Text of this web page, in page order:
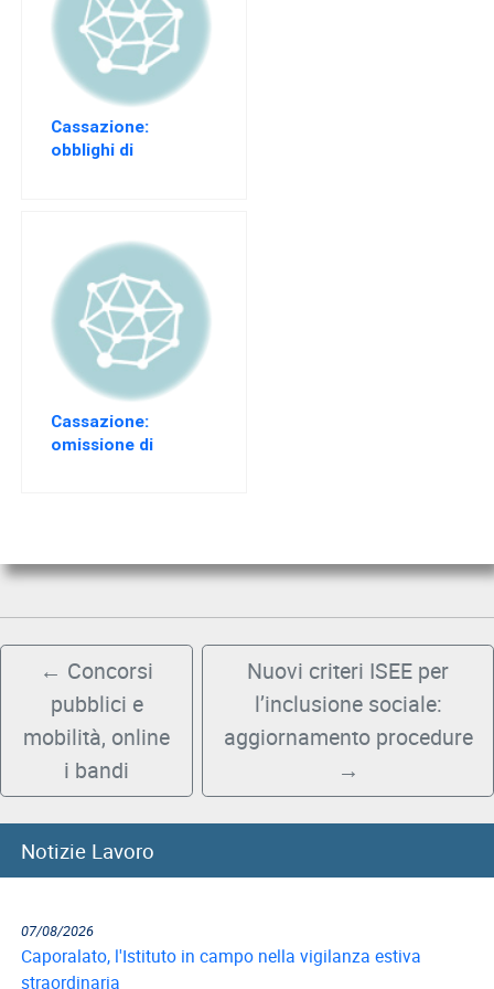
AREA
RISERVATA
Cassazione:
obblighi di
Cassazione:
omissione di
← Concorsi
pubblici e
mobilità, online
i bandi
Nuovi criteri ISEE per
l’inclusione sociale:
aggiornamento procedure
→
Notizie Lavoro
07/08/2026
Caporalato, l'Istituto in campo nella vigilanza estiva
straordinaria